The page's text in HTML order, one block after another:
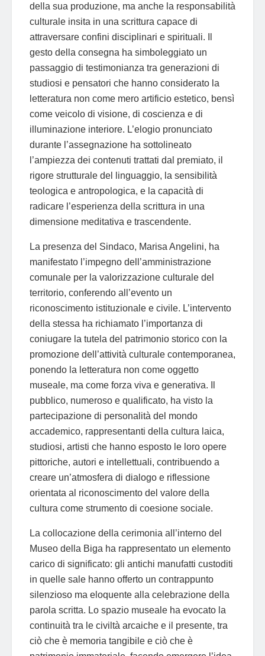
della sua produzione, ma anche la responsabilità
culturale insita in una scrittura capace di
attraversare confini disciplinari e spirituali. Il
gesto della consegna ha simboleggiato un
passaggio di testimonianza tra generazioni di
studiosi e pensatori che hanno considerato la
letteratura non come mero artificio estetico, bensì
come veicolo di visione, di coscienza e di
illuminazione interiore. L’elogio pronunciato
durante l’assegnazione ha sottolineato
l’ampiezza dei contenuti trattati dal premiato, il
rigore strutturale del linguaggio, la sensibilità
teologica e antropologica, e la capacità di
radicare l’esperienza della scrittura in una
dimensione meditativa e trascendente.
La presenza del Sindaco, Marisa Angelini, ha
manifestato l’impegno dell’amministrazione
comunale per la valorizzazione culturale del
territorio, conferendo all’evento un
riconoscimento istituzionale e civile. L’intervento
della stessa ha richiamato l’importanza di
coniugare la tutela del patrimonio storico con la
promozione dell’attività culturale contemporanea,
ponendo la letteratura non come oggetto
museale, ma come forza viva e generativa. Il
pubblico, numeroso e qualificato, ha visto la
partecipazione di personalità del mondo
accademico, rappresentanti della cultura laica,
studiosi, artisti che hanno esposto le loro opere
pittoriche, autori e intellettuali, contribuendo a
creare un’atmosfera di dialogo e riflessione
orientata al riconoscimento del valore della
cultura come strumento di coesione sociale.
La collocazione della cerimonia all’interno del
Museo della Biga ha rappresentato un elemento
carico di significato: gli antichi manufatti custoditi
in quelle sale hanno offerto un contrappunto
silenzioso ma eloquente alla celebrazione della
parola scritta. Lo spazio museale ha evocato la
continuità tra le civiltà arcaiche e il presente, tra
ciò che è memoria tangibile e ciò che è